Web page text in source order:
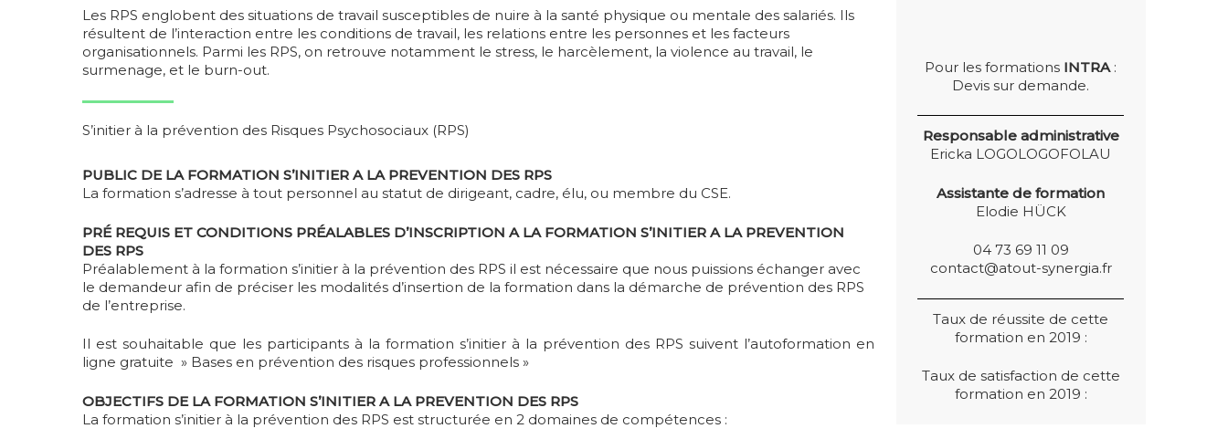
Hit enter to search or ESC to close
Les RPS englobent des situations de travail susceptibles de nuire à la santé physique ou mentale des salariés. Ils
résultent de l’interaction entre les conditions de travail, les relations entre les personnes et les facteurs
organisationnels. Parmi les RPS, on retrouve notamment le stress, le harcèlement, la violence au travail, le
surmenage, et le burn-out.
S’initier à la prévention des Risques Psychosociaux (RPS)
PUBLIC DE LA FORMATION S’INITIER A LA PREVENTION DES RPS
La formation s’adresse à tout personnel au statut de dirigeant, cadre, élu, ou membre du CSE.
PRÉ REQUIS ET CONDITIONS PRÉALABLES D’INSCRIPTION A LA FORMATION S’INITIER A LA PREVENTION
DES RPS
Préalablement à la formation s’initier à la prévention des RPS il est nécessaire que nous puissions échanger avec
le demandeur afin de préciser les modalités d’insertion de la formation dans la démarche de prévention des RPS
de l’entreprise.
Il est souhaitable que les participants à la formation s’initier à la prévention des RPS suivent l’autoformation en
ligne gratuite » Bases en prévention des risques professionnels »
OBJECTIFS DE LA FORMATION S’INITIER A LA PREVENTION DES RPS
La formation s’initier à la prévention des RPS est structurée en 2 domaines de compétences :
Pour les formations INTRA:
Devis sur demande.
Responsable administrative
Ericka LOGOLOGOFOLAU
Assistante de formation
Elodie HÜCK
04 73 69 11 09
contact@atout-synergia.fr
Taux de réussite de cette
formation en 2019 :
Taux de satisfaction de cette
formation en 2019 :